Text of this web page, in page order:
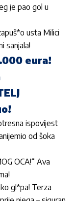
je pao gol u
usta Milici
sanjala!
eura!
ispovijest
od šoka
OCA!“ Ava
gl*pa! Terza